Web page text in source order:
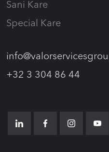
Sani Kare
Special Kare
+32 3 304 86 44